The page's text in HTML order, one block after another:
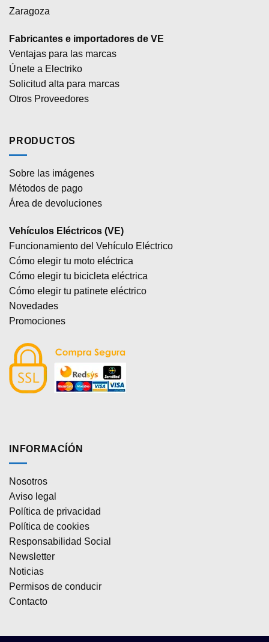
Zaragoza
Fabricantes e importadores de VE
Ventajas para las marcas
Únete a Electriko
Solicitud alta para marcas
Otros Proveedores
PRODUCTOS
Sobre las imágenes
Métodos de pago
Área de devoluciones
Vehículos Eléctricos (VE)
Funcionamiento del Vehículo Eléctrico
Cómo elegir tu moto eléctrica
Cómo elegir tu bicicleta eléctrica
Cómo elegir tu patinete eléctrico
Novedades
Promociones
INFORMACÍÓN
Nosotros
Aviso legal
Política de privacidad
Política de cookies
Responsabilidad Social
Newsletter
Noticias
Permisos de conducir
Contacto